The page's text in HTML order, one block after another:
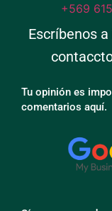
+569
Escríbenos
Tu opinión es
comentarios aquí.